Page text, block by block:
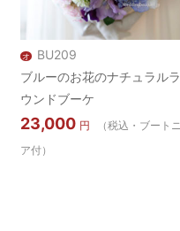
オ
BU209
ブルーのお花のナチュラルラ
ウンドブーケ
23,000 円
（税込・ブートニ
ア付）